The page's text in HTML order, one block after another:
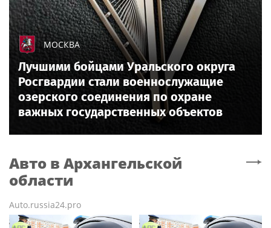
МОСКВА
Лучшими бойцами Уральского округа
Росгвардии стали военнослужащие
озерского соединения по охране
важных государственных объектов
Авто в Архангельской
области
Auto.russia24.pro